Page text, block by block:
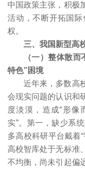
中国政策主张，积极
活动，不断开拓国
权。
三、我国新型高
（一）整体散
特色”困境
近年来，多数高
会现实问题的认识和
度淡漠，造成“形像
实”。第一，缺少系
多高校科研平台戴着
高校智库处于无标准
不均衡，尚未引起偏